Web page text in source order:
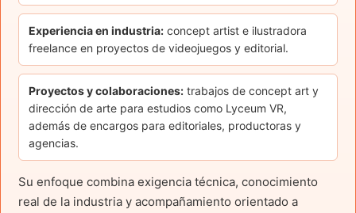
Experiencia en industria: concept artist e ilustradora
freelance en proyectos de videojuegos y editorial.
Proyectos y colaboraciones: trabajos de concept art y
dirección de arte para estudios como Lyceum VR,
además de encargos para editoriales, productoras y
agencias.
Su enfoque combina exigencia técnica, conocimiento
real de la industria y acompañamiento orientado a